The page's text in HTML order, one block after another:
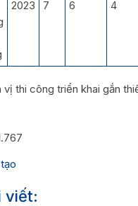
2023 7 6 4
vị thi công triển khai gắn
viết: